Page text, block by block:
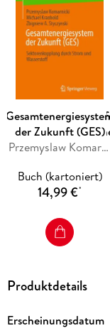
der Zukunft (GES)
Przemyslaw Komarnicki, Michael Kranhold, Zbigniew A. Styczynski
Buch (kartoniert)
14,99 €*
Produktdetails
Erscheinungsdatum